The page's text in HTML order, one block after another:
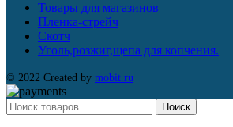
Товары для магазинов
Пленка-стрейч
Скотч
Уголь,розжиг,щепа для копчения.
© 2022 Created by mobit.ru
Поиск